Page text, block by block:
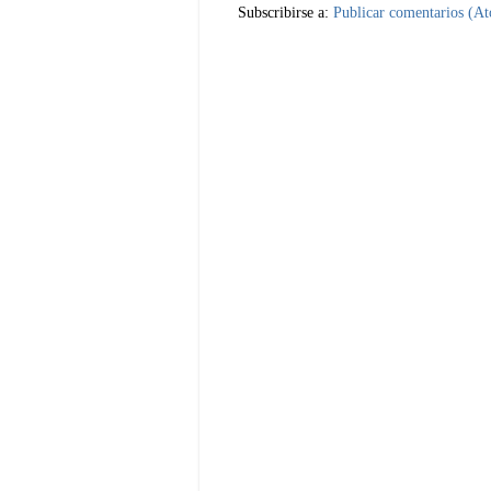
Subscribirse a: Publicar comentarios